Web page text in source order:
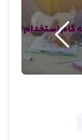
تجربه
مهم